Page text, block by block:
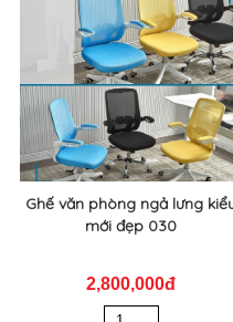
Ghế văn phòng ngả lưng
mới đẹp 030
2,800,000đ